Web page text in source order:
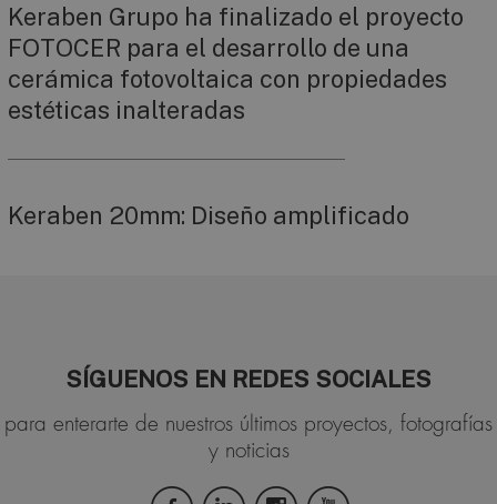
Keraben Grupo ha finalizado el proyecto
FOTOCER para el desarrollo de una
cerámica fotovoltaica con propiedades
estéticas inalteradas
Keraben 20mm: Diseño amplificado
SÍGUENOS EN REDES SOCIALES
para enterarte de nuestros últimos proyectos, fotografías
y noticias